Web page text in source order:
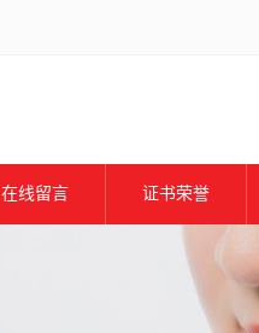
在线留言 证书荣誉